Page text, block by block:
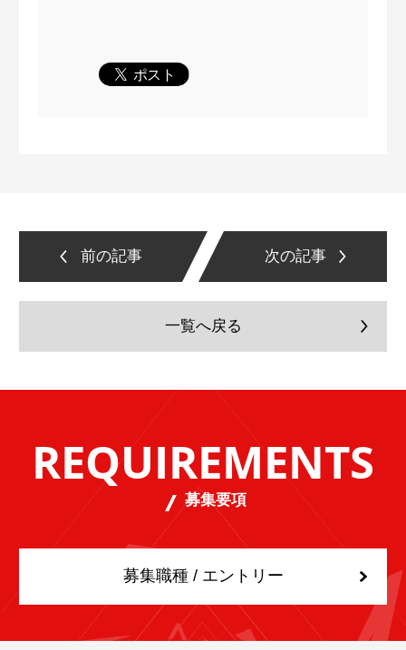
前の記事 次の記事
一覧へ戻る
REQUIREMENTS
募集要項
募集職種 / エントリー